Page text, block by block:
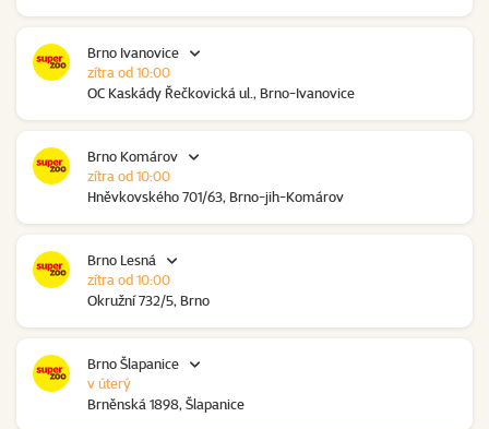
Brno Ivanovice
OC Kaskády Řečkovická ul., Brno-Ivanovice
zítra od 10:00
Brno Komárov
Hněvkovského 701/63, Brno-jih-Komárov
zítra od 10:00
Brno Lesná
Okružní 732/5, Brno
zítra od 10:00
Brno Šlapanice
Brněnská 1898, Šlapanice
v úterý